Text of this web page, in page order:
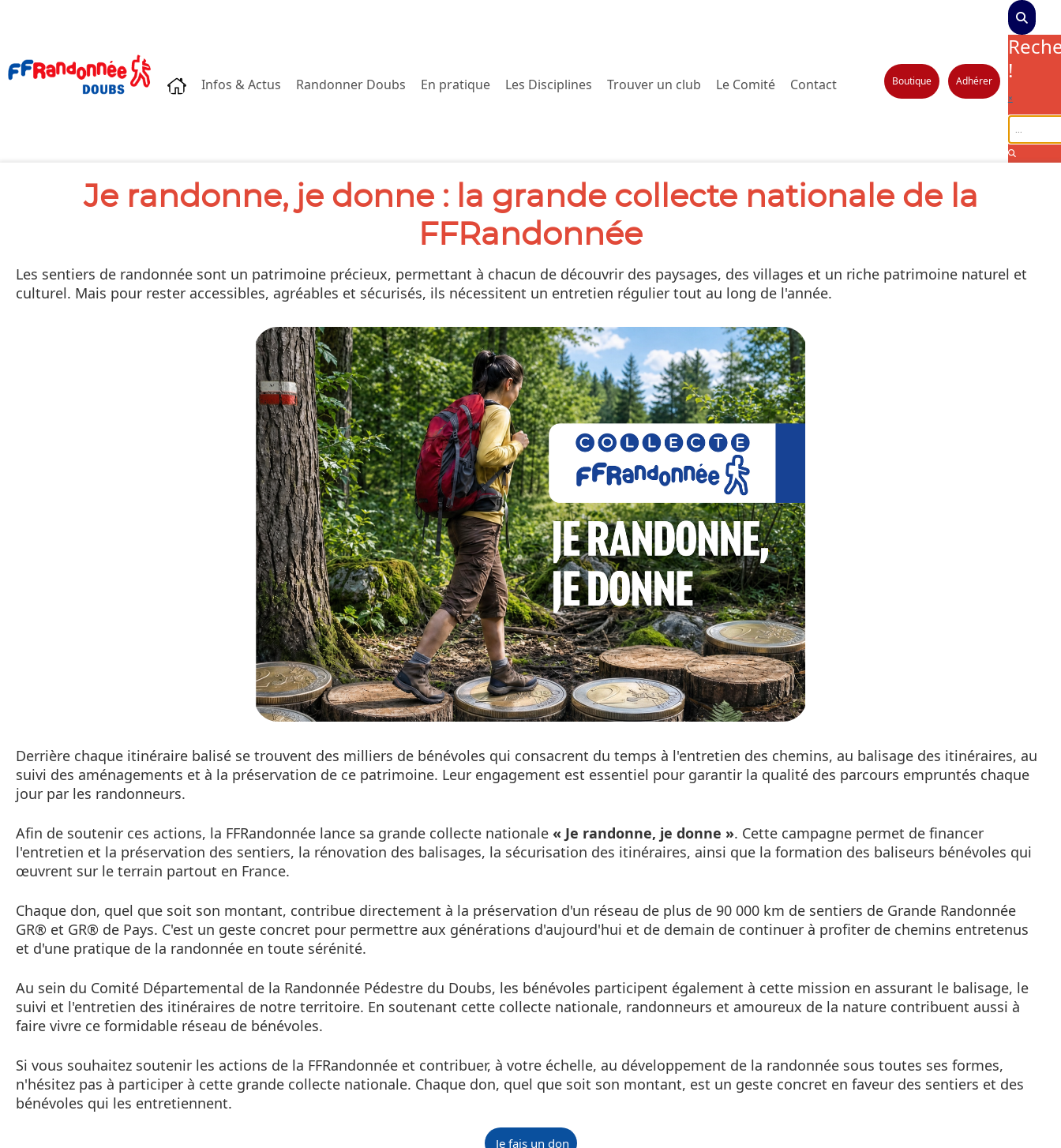
Accueil
Infos & Actus Randonner Doubs En pratique Les Disciplines Trouver un club Le Comité Contact Boutique Adhérer
!
×
Je randonne, je donne : la grande collecte nationale de la
FFRandonnée
Les sentiers de randonnée sont un patrimoine précieux, permettant à chacun de découvrir des paysages, des villages et un riche patrimoine naturel et
culturel. Mais pour rester accessibles, agréables et sécurisés, ils nécessitent un entretien régulier tout au long de l'année.
Derrière chaque itinéraire balisé se trouvent des milliers de bénévoles qui consacrent du temps à l'entretien des chemins, au balisage des itinéraires, au
suivi des aménagements et à la préservation de ce patrimoine. Leur engagement est essentiel pour garantir la qualité des parcours empruntés chaque
jour par les randonneurs.
Afin de soutenir ces actions, la FFRandonnée lance sa grande collecte nationale « Je randonne, je donne ». Cette campagne permet de financer
l'entretien et la préservation des sentiers, la rénovation des balisages, la sécurisation des itinéraires, ainsi que la formation des baliseurs bénévoles qui
œuvrent sur le terrain partout en France.
Chaque don, quel que soit son montant, contribue directement à la préservation d'un réseau de plus de 90 000 km de sentiers de Grande Randonnée
GR® et GR® de Pays. C'est un geste concret pour permettre aux générations d'aujourd'hui et de demain de continuer à profiter de chemins entretenus
et d'une pratique de la randonnée en toute sérénité.
Au sein du Comité Départemental de la Randonnée Pédestre du Doubs, les bénévoles participent également à cette mission en assurant le balisage, le
suivi et l'entretien des itinéraires de notre territoire. En soutenant cette collecte nationale, randonneurs et amoureux de la nature contribuent aussi à
faire vivre ce formidable réseau de bénévoles.
Si vous souhaitez soutenir les actions de la FFRandonnée et contribuer, à votre échelle, au développement de la randonnée sous toutes ses formes,
n'hésitez pas à participer à cette grande collecte nationale. Chaque don, quel que soit son montant, est un geste concret en faveur des sentiers et des
bénévoles qui les entretiennent.
Je fais un don